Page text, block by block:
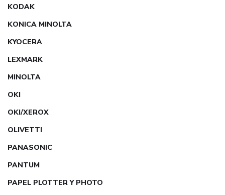
KODAK
KONICA MINOLTA
KYOCERA
LEXMARK
MINOLTA
OKI
OKI/XEROX
OLIVETTI
PANASONIC
PANTUM
PAPEL PLOTTER Y PHOTO